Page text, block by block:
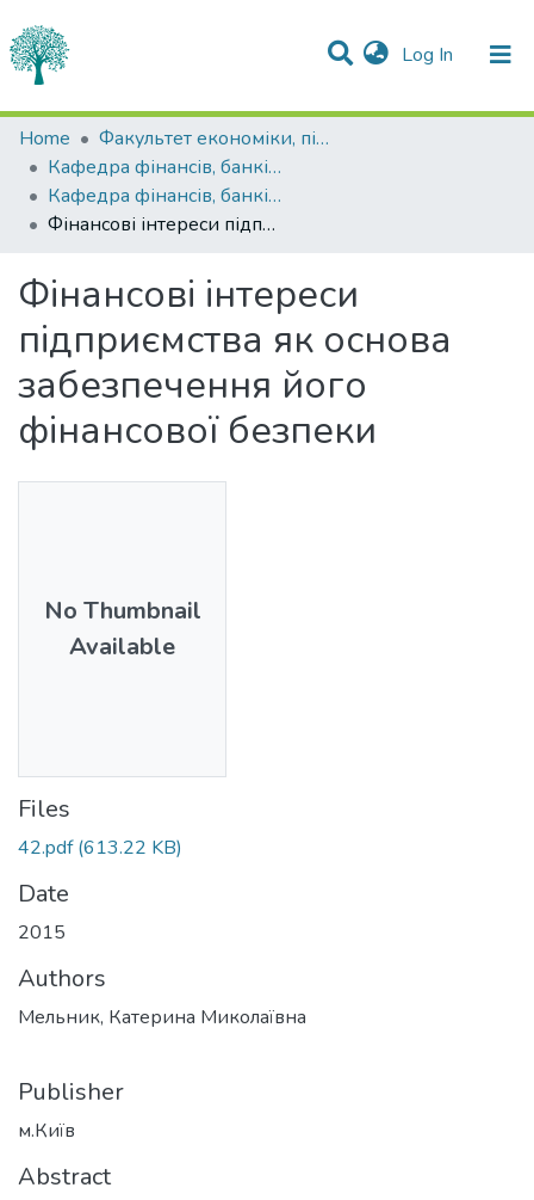
Log In (current)
Statistics
Communities & Collections
All of DSpace
Home
Факультет економіки, підприємництва та інформаційних технологій
Кафедра фінансів, банківської справи та страхування
Кафедра фінансів, банківської справи та страхування
Фінансові інтереси підприємства як основа забезпечення його фінансової безпеки
Фінансові інтереси
підприємства як основа
забезпечення його
фінансової безпеки
No Thumbnail
Available
Files
42.pdf (613.22 KB)
Date
2015
Authors
Мельник, Катерина Миколаївна
Publisher
м.Київ
Abstract